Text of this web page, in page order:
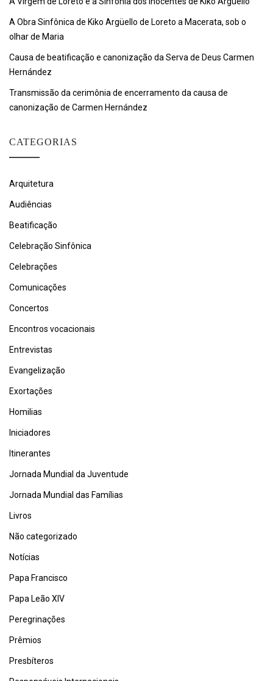
A Obra Sinfônica de Kiko Argüello de Loreto a Macerata, sob o
olhar de Maria
Causa de beatificação e canonização da Serva de Deus Carmen
Hernández
Transmissão da cerimônia de encerramento da causa de
canonização de Carmen Hernández
CATEGORIAS
Arquitetura
Audiências
Beatificação
Celebração Sinfônica
Celebrações
Comunicações
Concertos
Encontros vocacionais
Entrevistas
Evangelização
Exortações
Homilias
Iniciadores
Itinerantes
Jornada Mundial da Juventude
Jornada Mundial das Famílias
Livros
Não categorizado
Notícias
Papa Francisco
Papa Leão XIV
Peregrinações
Prêmios
Presbíteros